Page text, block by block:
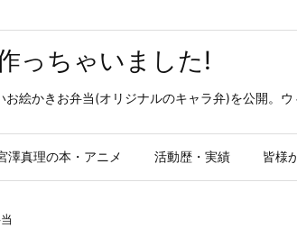
っちゃいました!
お絵かきお弁当(オリジナルのキャラ弁)を公開。
澤真理の本・アニメ 活動歴・実績 皆様